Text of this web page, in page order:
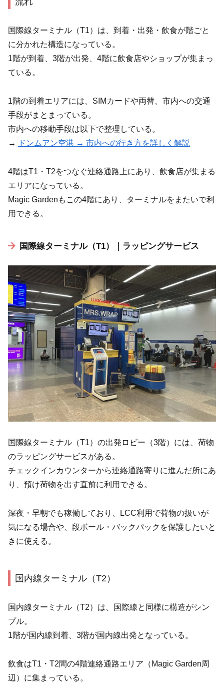
国際線ターミナル（T1）は、到着・出発・飲食が階ごと
に分かれた構造になっている。
1階が到着、3階が出発、4階に飲食店やショップが集まっ
ている。
1階の到着エリアには、SIMカードや両替、市内への交通
手段がまとまっている。
市内への移動手段は以下で整理している。
→
ドンムアン空港 → 市内への行き方を詳しく解説
4階はT1・T2をつなぐ連絡通路上にあり、飲食店が集まる
エリアになっている。
Magic Gardenもこの4階にあり、ターミナルをまたいで利
用できる。
国際線ターミナル（T1）｜ラッピングサービス
国際線ターミナル（T1）の出発ロビー（3階）には、荷物
のラッピングサービスがある。
チェックインカウンターから連絡通路寄りに進んだ所にあ
り、預け荷物を出す直前に利用できる。
深夜・早朝でも稼働しており、LCC利用で荷物の扱いが
気になる場合や、段ボール・バックパックを保護したいと
きに使える。
国内線ターミナル（T2）
国内線ターミナル（T2）は、国際線と同様に構造がシン
プル。
1階が国内線到着、3階が国内線出発となっている。
飲食はT1・T2間の4階連絡通路エリア（Magic Garden周
辺）に集まっている。